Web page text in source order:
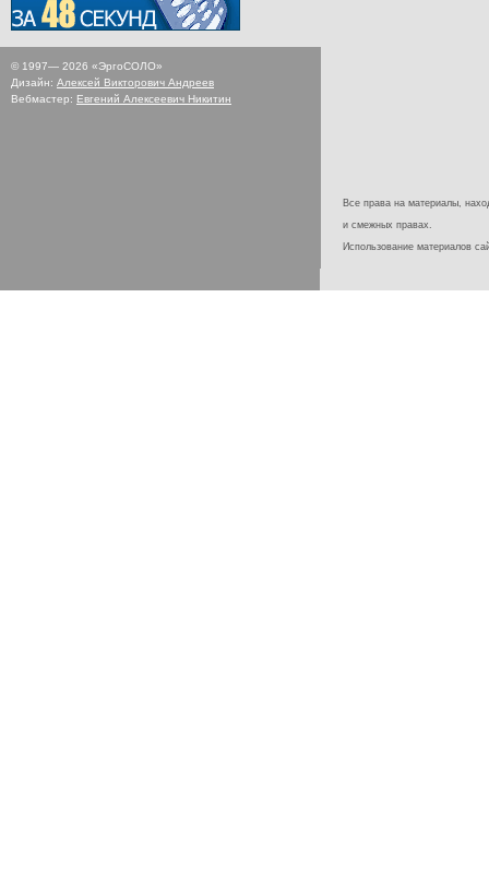
© 1997— 2026 «ЭргоСОЛО»
Дизайн: Алексей Викторович Андреев
Вебмастер: Евгений Алексеевич Никитин
Все права на материалы,
и смежных правах.
Использование материалов